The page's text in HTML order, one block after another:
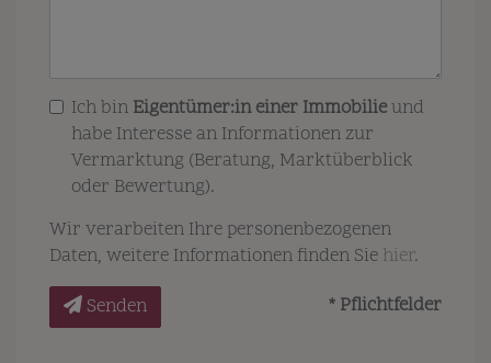
Ich bin Eigentümer:in einer Immobilieund
habe Interesse an Informationen zur
Vermarktung (Beratung, Marktüberblick
oder Bewertung).
Wir verarbeiten Ihre personenbezogenen
Daten, weitere Informationen finden Sie hier.
Senden
* Pflichtfelder